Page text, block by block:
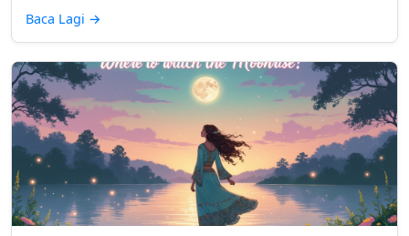
Baca Lagi →